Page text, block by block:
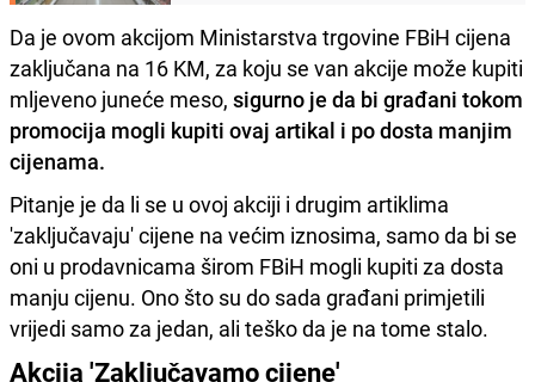
Da je ovom akcijom Ministarstva trgovine FBiH cijena
zaključana na 16 KM, za koju se van akcije može kupiti
mljeveno juneće meso, sigurno je da bi građani tokom
promocija mogli kupiti ovaj artikal i po dosta manjim
cijenama.
Pitanje je da li se u ovoj akciji i drugim artiklima
'zaključavaju' cijene na većim iznosima, samo da bi se
oni u prodavnicama širom FBiH mogli kupiti za dosta
manju cijenu. Ono što su do sada građani primjetili
vrijedi samo za jedan, ali teško da je na tome stalo.
Akcija 'Zaključavamo cijene'